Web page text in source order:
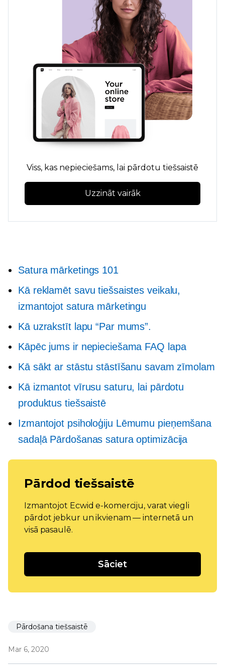
Viss, kas nepieciešams, lai pārdotu tiešsaistē
Uzzināt vairāk
Satura mārketings 101
Kā reklamēt savu tiešsaistes veikalu,
izmantojot satura mārketingu
Kā uzrakstīt lapu “Par mums”.
Kāpēc jums ir nepieciešama FAQ lapa
Kā sākt ar stāstu stāstīšanu savam zīmolam
Kā izmantot vīrusu saturu, lai pārdotu
produktus tiešsaistē
Izmantojot psiholoģiju Lēmumu pieņemšana
sadaļā Pārdošanas satura optimizācija
Pārdod tiešsaistē
Izmantojot Ecwid e-komerciju, varat viegli
pārdot jebkur un ikvienam — internetā un
visā pasaulē.
Sāciet
Pārdošana tiešsaistē
Mar 6, 2020